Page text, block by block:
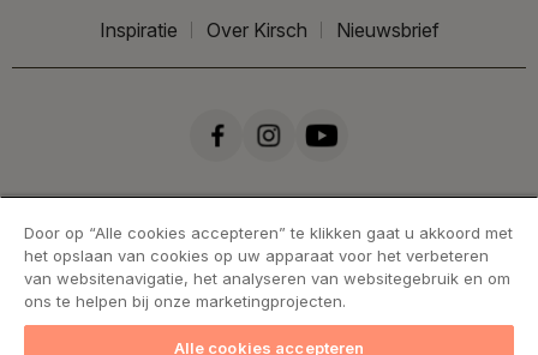
Inspiratie Over Kirsch Nieuwsbrief
Door op “Alle cookies accepteren” te klikken gaat u akkoord met
het opslaan van cookies op uw apparaat voor het verbeteren
van websitenavigatie, het analyseren van websitegebruik en om
ons te helpen bij onze marketingprojecten.
Alle cookies accepteren